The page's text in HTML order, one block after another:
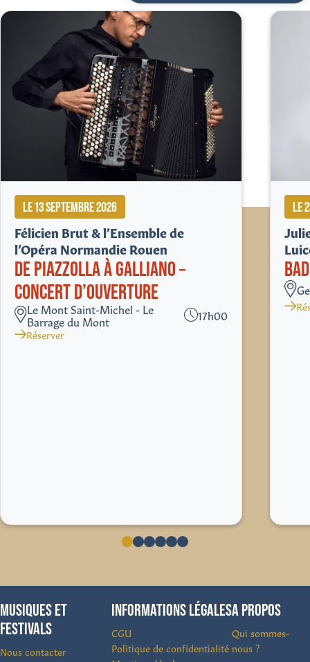
LE 13 SEPTEMBRE 2026
Félicien Brut & l’Ensemble de
l’Opéra Normandie Rouen
DE PIAZZOLLA À GALLIANO –
CONCERT D’OUVERTURE
Le Mont Saint-Michel - Le
Barrage du Mont 17h00
Réserver
LE
MUSIQUES ET
FESTIVALS
Nous contacter
INFORMATIONS LÉGALES
CGU
Politique de confidentialité
A PROPOS
Qui sommes-
nous ?